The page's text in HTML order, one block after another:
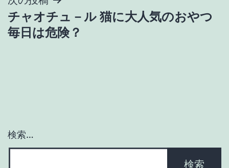
ビ
ン
チャオチュ－ル 猫に大人気のおやつ
毎日は危険？
検索…